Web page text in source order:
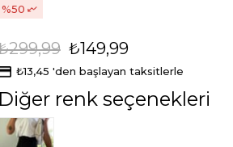
50
₺149,99
₺13,45 'den başlayan taksitlerle
renk seçenekleri